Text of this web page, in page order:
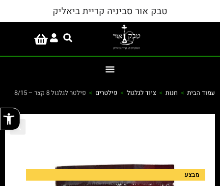
טבק אור סביניה קריית ביאליק
עמוד הבית > חנות > ציוד לגלגול > פילטרים > פילטר לגלגול 8 קצר – 8/15
מבצע